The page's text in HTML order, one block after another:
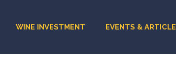
WINE INVESTMENT EVENTS & ARTICLE